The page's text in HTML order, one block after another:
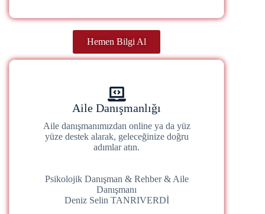
Hemen Bilgi Al
Aile Danışmanlığı
Aile danışmanımızdan online ya da yüz
yüze destek alarak, geleceğinize doğru
adımlar atın.
Psikolojik Danışman & Rehber & Aile
Danışmanı
Deniz Selin TANRIVERDİ